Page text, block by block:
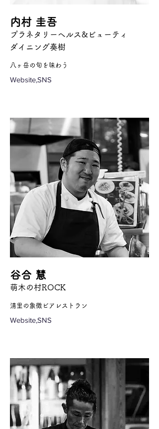
内村 圭吾
プラネタリーヘルス&ビューティ
ダイニング奏樹
八ヶ岳の旬を味わう
Website,SNS
谷合 慧
萌木の村ROCK
清里の象徴ビアレストラン
Website,SNS